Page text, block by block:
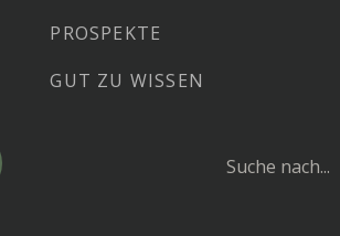
PROSPEKTE
GUT ZU WISSEN
Ritzlerhof
on
SUCHE